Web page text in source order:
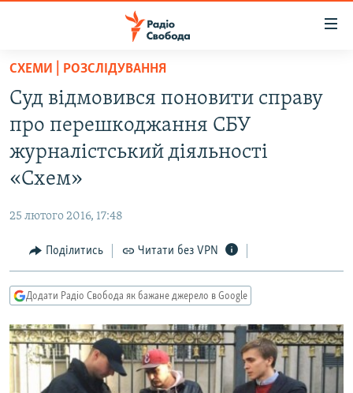
Перейти
основного
матеріалу
Перейти
до
основної
Перейти
пошуку
ВСЕ ЗА ДОБУ
СТАТТІ
ПОЛІТИКА
КУЛЬТУРА
СПОРТ
СВІТ
ВІЙНА
ДОНБАС.РЕАЛІЇ
КРИМ.РЕАЛІЇ
ТИ ЯК?
ПРИАЗОВ’Я
КИТАЙ.ВИКЛИКИ
СХЕМИ | РОЗСЛІДУВАННЯ
Суд відмовився поновити справу
про перешкоджання СБУ
журналістський діяльності
«Схем»
25 лютого 2016, 17:48
Поділитись Читати без VPN
Додати Радіо Свобода як бажане джерело в Google